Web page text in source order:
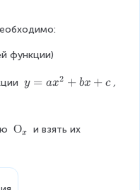
{
}
b
функции)
y
^
y = ax2 + bx + c ,
О
x
Оx
и взять их